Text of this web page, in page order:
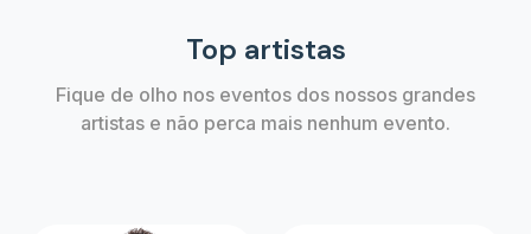
Top artistas
Fique de olho nos eventos dos nossos grandes
artistas e não perca mais nenhum evento.